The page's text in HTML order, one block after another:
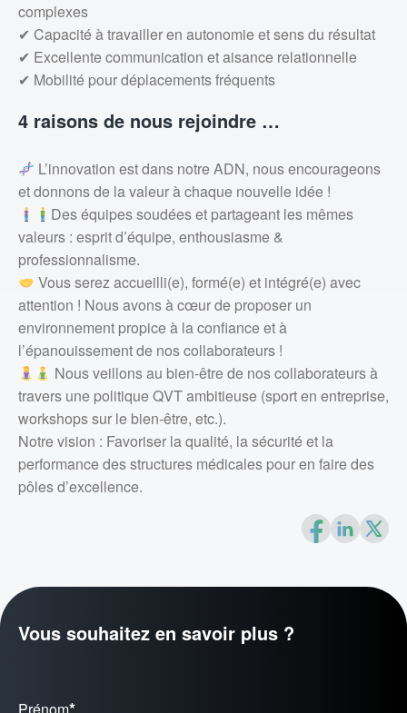
complexes
✔ Capacité à travailler en autonomie et sens du résultat
✔ Excellente communication et aisance relationnelle
✔ Mobilité pour déplacements fréquents
4 raisons de nous rejoindre …
L’innovation est dans notre ADN, nous encourageons
et donnons de la valeur à chaque nouvelle idée !
Des équipes soudées et partageant les mêmes
valeurs : esprit d’équipe, enthousiasme &
professionnalisme.
Vous serez accueilli(e), formé(e) et intégré(e) avec
attention ! Nous avons à cœur de proposer un
environnement propice à la confiance et à
l’épanouissement de nos collaborateurs !
Nous veillons au bien-être de nos collaborateurs à
travers une politique QVT ambitieuse (sport en entreprise,
workshops sur le bien-être, etc.).
Notre vision : Favoriser la qualité, la sécurité et la
performance des structures médicales pour en faire des
pôles d’excellence.
Vous souhaitez en savoir plus ?
Prénom